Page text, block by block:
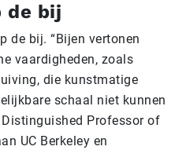
de bij
de bij. “Bijen vertonen
vaardigheden, zoals
die kunstmatige
schaal niet kunnen
Professor of
UC Berkeley en